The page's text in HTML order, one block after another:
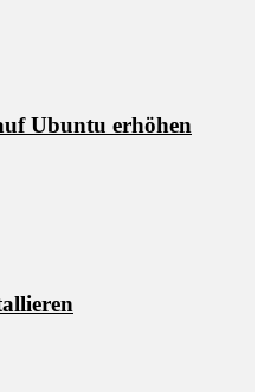
Ubuntu erhöhen